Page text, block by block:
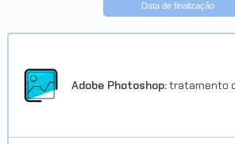
Trilha Laravel: crie
web em PHP
Data de finalização
Adobe Photoshop:tratamento